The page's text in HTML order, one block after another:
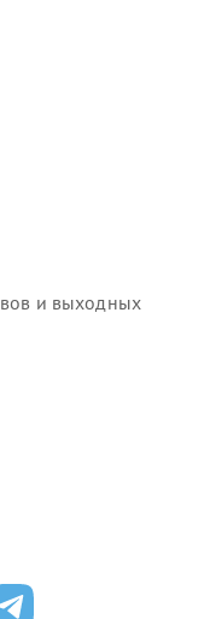
и выходных